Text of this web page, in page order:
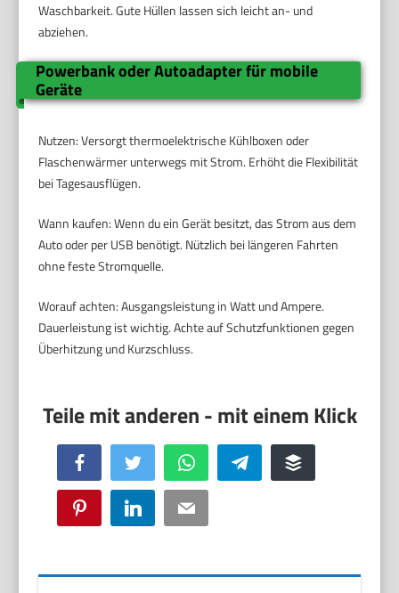
Waschbarkeit. Gute Hüllen lassen sich leicht an- und
abziehen.
Powerbank oder Autoadapter für mobile
Geräte
Nutzen: Versorgt thermoelektrische Kühlboxen oder
Flaschenwärmer unterwegs mit Strom. Erhöht die Flexibilität
bei Tagesausflügen.
Wann kaufen: Wenn du ein Gerät besitzt, das Strom aus dem
Auto oder per USB benötigt. Nützlich bei längeren Fahrten
ohne feste Stromquelle.
Worauf achten: Ausgangsleistung in Watt und Ampere.
Dauerleistung ist wichtig. Achte auf Schutzfunktionen gegen
Überhitzung und Kurzschluss.
Facebook Twitter WhatsApp Telegram Buffer
Pinterest LinkedIn Email